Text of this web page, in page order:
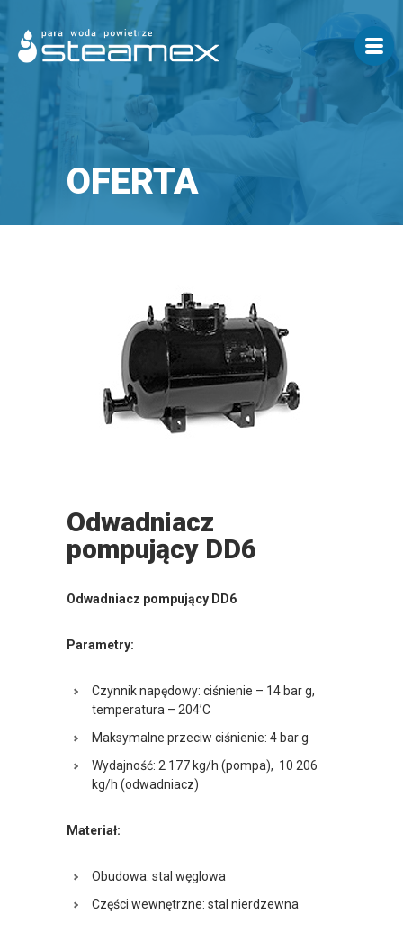
OFERTA
Odwadniacz
pompujący DD6
Odwadniacz pompujący DD6
Parametry:
Czynnik napędowy: ciśnienie – 14 bar g,
temperatura – 204’C
Maksymalne przeciw ciśnienie: 4 bar g
Wydajność: 2 177 kg/h (pompa), 10 206
kg/h (odwadniacz)
Materiał:
Obudowa: stal węglowa
Części wewnętrzne: stal nierdzewna